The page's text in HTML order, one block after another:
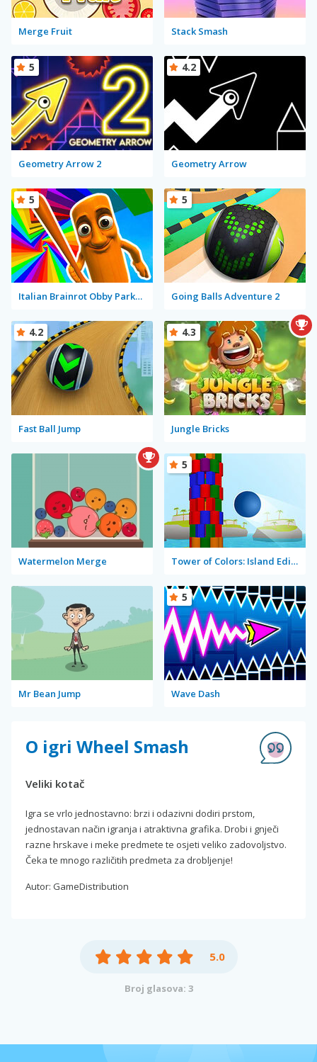
Merge Fruit Stack Smash
Geometry Arrow 2
5
Geometry Arrow
4.2
Italian Brainrot Obby Parkour
5
Going Balls Adventure 2
5
Fast Ball Jump
4.2
Jungle Bricks
4.3
Watermelon Merge Tower of Colors: Island Edition
5
Mr Bean Jump Wave Dash
5
O igri Wheel Smash
Veliki kotač
Igra se vrlo jednostavno: brzi i odazivni dodiri prstom,
jednostavan način igranja i atraktivna grafika. Drobi i gnječi
razne hrskave i meke predmete te osjeti veliko zadovoljstvo.
Čeka te mnogo različitih predmeta za drobljenje!
Autor: GameDistribution
5.0
Broj glasova: 3